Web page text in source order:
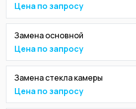
Цена по запросу
Замена основной
Цена по запросу
Замена стекла камеры
Цена по запросу